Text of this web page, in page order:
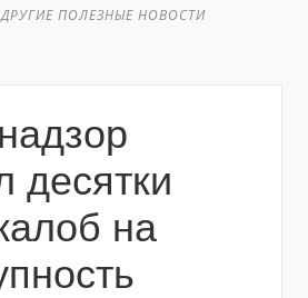
ПОЛЕЗНЫЕ НОВОСТИ
десятки
на